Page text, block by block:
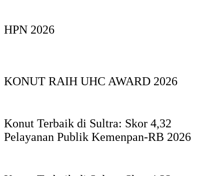
HPN 2026
KONUT RAIH UHC AWARD 2026
Konut Terbaik di Sultra: Skor 4,32
Pelayanan Publik Kemenpan-RB 2026